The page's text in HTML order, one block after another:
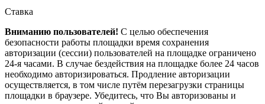
Ставка
Вниманию пользователей! С целью обеспечения
безопасности работы площадки время сохранения
авторизации (сессии) пользователей на площадке ограничено
24-я часами. В случае бездействия на площадке более 24 часов
необходимо авторизироваться. Продление авторизации
осуществляется, в том числе путём перезагрузки страницы
площадки в браузере. Убедитесь, что Вы авторизованы и